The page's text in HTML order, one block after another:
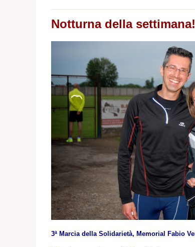
Notturna della settimana!
3ª Marcia della Solidarietà, Memorial Fabio